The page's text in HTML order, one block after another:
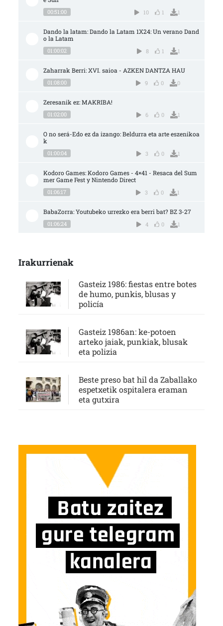
00:51:00 10 1 1
Dando la latam: Dando la Latam 1X24: Un verano Dand
o la Latam
01:00:02 8 1 1
Zaharrak Berri: XVI. saioa - AZKEN DANTZA HAU
01:08:00 9 0 0
Zeresanik ez: MAKRIBA!
01:02:00 6 0 1
O no será-Edo ez da izango: Beldurra eta arte eszenikoa
k
01:00:04 3 0 1
Kodoro Games: Kodoro Games - 4×41 - Resaca del Sum
mer Game Fest y Nintendo Direct
01:06:17 3 0 1
BabaZorra: Youtubeko urrezko era berri bat? BZ 3-27
01:06:24 4 0 1
Irakurrienak
Gasteiz 1986: fiestas entre botes
de humo, punkis, blusas y
policía
Gasteiz 1986an: ke-potoen
arteko jaiak, punkiak, blusak
eta polizia
Beste preso bat hil da Zaballako
espetxetik ospitalera eraman
eta gutxira